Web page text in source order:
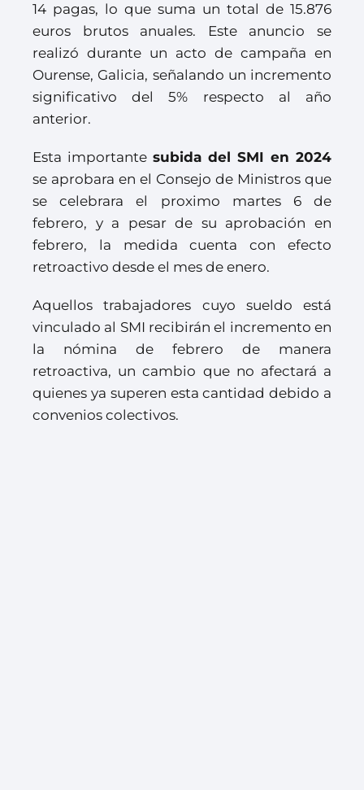
14 pagas, lo que suma un total de 15.876
euros brutos anuales. Este anuncio se
realizó durante un acto de campaña en
Ourense, Galicia, señalando un incremento
significativo del 5% respecto al año
anterior.
Esta importante subida del SMI en 2024
se aprobara en el Consejo de Ministros que
se celebrara el proximo martes 6 de
febrero, y a pesar de su aprobación en
febrero, la medida cuenta con efecto
retroactivo desde el mes de enero.
Aquellos trabajadores cuyo sueldo está
vinculado al SMI recibirán el incremento en
la nómina de febrero de manera
retroactiva, un cambio que no afectará a
quienes ya superen esta cantidad debido a
convenios colectivos.